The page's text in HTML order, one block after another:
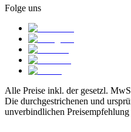
Folge uns
Alle Preise inkl. der gesetzl.
Die durchgestrichenen und
unverbindlichen Preisempfehlung